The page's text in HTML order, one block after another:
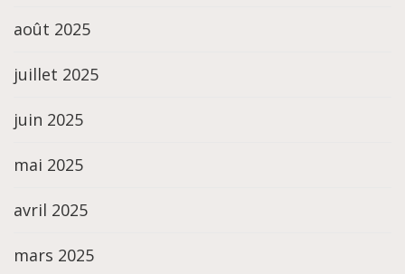
août 2025
juillet 2025
juin 2025
mai 2025
avril 2025
mars 2025